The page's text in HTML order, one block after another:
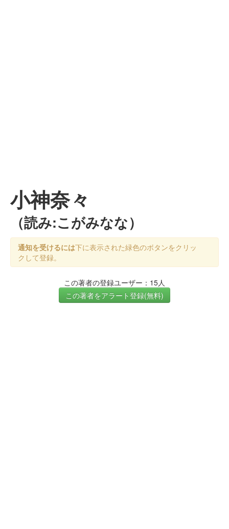
小神奈々
（読み:こがみなな）
通知を受けるには下に表示された緑色のボタンをクリッ
クして登録。
この著者の登録ユーザー：15人
この著者をアラート登録(無料)